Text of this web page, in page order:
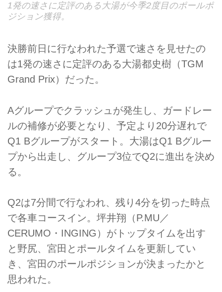
1発の速さに定評のある大湯が今季2度目のポールポ
ジション獲得。
決勝前日に行なわれた予選で速さを見せたの
は1発の速さに定評のある大湯都史樹（TGM
Grand Prix）だった。
Aグループでクラッシュが発生し、ガードレー
ルの補修が必要となり、予定より20分遅れで
Q1 Bグループがスタート。大湯はQ1 Bグルー
プから出走し、グループ3位でQ2に進出を決め
る。
Q2は7分間で行なわれ、残り4分を切った時点
で各車コースイン。坪井翔（P.MU／
CERUMO・INGING）がトップタイムを出す
と野尻、宮田とポールタイムを更新してい
き、宮田のポールポジションが決まったかと
思われた。